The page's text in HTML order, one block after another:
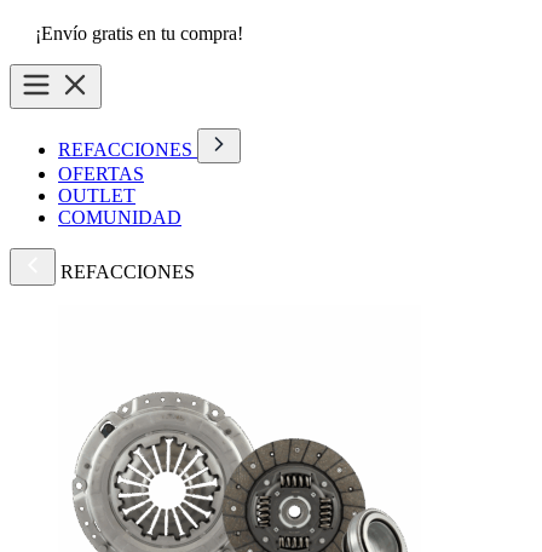
¡Envío gratis en tu compra!
REFACCIONES
OFERTAS
OUTLET
COMUNIDAD
REFACCIONES